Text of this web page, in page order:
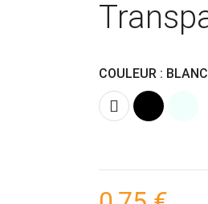
COULEUR : BLANC
Blanc Noir